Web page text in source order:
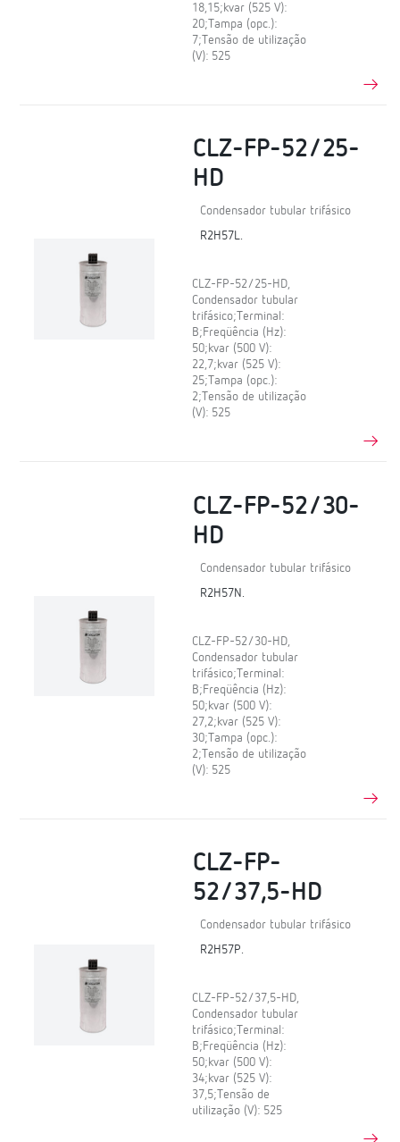
18,15;kvar (525 V):
20;Tampa (opc.):
7;Tensão de utilização
(V): 525
CLZ-FP-52/25-
HD
Condensador tubular trifásico
R2H57L.
CLZ-FP-52/25-HD,
Condensador tubular
trifásico;Terminal:
B;Freqüência (Hz):
50;kvar (500 V):
22,7;kvar (525 V):
25;Tampa (opc.):
2;Tensão de utilização
(V): 525
CLZ-FP-52/30-
HD
Condensador tubular trifásico
R2H57N.
CLZ-FP-52/30-HD,
Condensador tubular
trifásico;Terminal:
B;Freqüência (Hz):
50;kvar (500 V):
27,2;kvar (525 V):
30;Tampa (opc.):
2;Tensão de utilização
(V): 525
CLZ-FP-
52/37,5-HD
Condensador tubular trifásico
R2H57P.
CLZ-FP-52/37,5-HD,
Condensador tubular
trifásico;Terminal:
B;Freqüência (Hz):
50;kvar (500 V):
34;kvar (525 V):
37,5;Tensão de
utilização (V): 525